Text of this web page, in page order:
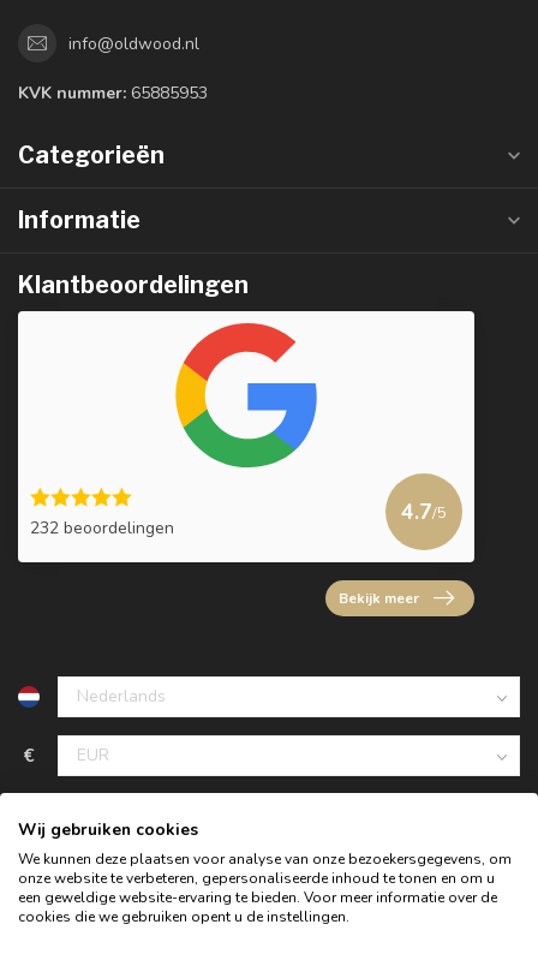
info@oldwood.nl
KVK nummer: 65885953
Categorieën
Informatie
Klantbeoordelingen
232 beoordelingen
4.7/5
Bekijk meer
€
Wij gebruiken cookies
We kunnen deze plaatsen voor analyse van onze bezoekersgegevens, om
onze website te verbeteren, gepersonaliseerde inhoud te tonen en om u
een geweldige website-ervaring te bieden. Voor meer informatie over de
cookies die we gebruiken opent u de instellingen.